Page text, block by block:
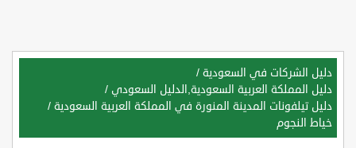
دليل الشركات في السعودية /
دليل المملكة العربية السعودية,الدليل السعودي /
دليل تيلفونات المدينة المنورة في المملكة العربية السعودية /
خياط النجوم